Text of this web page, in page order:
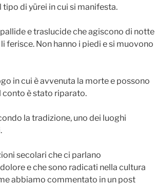
di yūrei in cui si manifesta.
e traslucide che agiscono di notte
ferisce. Non hanno i piedi e si muovono
in cui è avvenuta la morte e possono
è stato riparato.
la tradizione, uno dei luoghi
secolari che ci parlano
e che sono radicati nella cultura
abbiamo commentato in un post